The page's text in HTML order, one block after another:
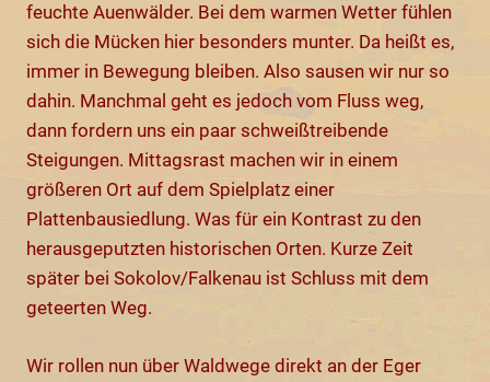
feuchte Auenwälder. Bei dem warmen Wetter fühlen
sich die Mücken hier besonders munter. Da heißt es,
immer in Bewegung bleiben. Also sausen wir nur so
dahin. Manchmal geht es jedoch vom Fluss weg,
dann fordern uns ein paar schweißtreibende
Steigungen. Mittagsrast machen wir in einem
größeren Ort auf dem Spielplatz einer
Plattenbausiedlung. Was für ein Kontrast zu den
herausgeputzten historischen Orten. Kurze Zeit
später bei Sokolov/Falkenau ist Schluss mit dem
geteerten Weg.
Wir rollen nun über Waldwege direkt an der Eger